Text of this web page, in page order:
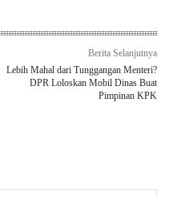
Berita Selanjutnya
Lebih Mahal dari Tunggangan Menteri?
DPR Loloskan Mobil Dinas Buat
Pimpinan KPK